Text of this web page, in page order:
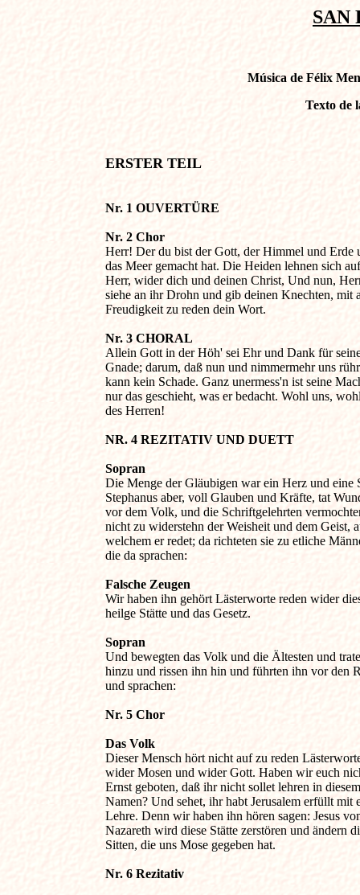
SAN
Música de Félix
Texto de
ERSTER TEIL
Nr. 1 OUVERTÜRE
Nr. 2 Chor
Herr! Der du bist der Gott, der Himmel und Erde
das Meer gemacht hat. Die Heiden lehnen sich
Herr, wider dich und deinen Christ, Und nun,
siehe an ihr Drohn und gib deinen Knechten, mit
Freudigkeit zu reden dein Wort.
Nr. 3 CHORAL
Allein Gott in der Höh' sei Ehr und Dank für
Gnade; darum, daß nun und nimmermehr uns
kann kein Schade. Ganz unermess'n ist seine
nur das geschieht, was er bedacht. Wohl uns,
des Herren!
NR. 4 REZITATIV UND DUETT
Sopran
Die Menge der Gläubigen war ein Herz und eine
Stephanus aber, voll Glauben und Kräfte, tat
vor dem Volk, und die Schriftgelehrten
nicht zu widerstehn der Weisheit und dem Geist,
welchem er redet; da richteten sie zu etliche
die da sprachen:
Falsche Zeugen
Wir haben ihn gehört Lästerworte reden wider
heilge Stätte und das Gesetz.
Sopran
Und bewegten das Volk und die Ältesten und
hinzu und rissen ihn hin und führten ihn vor den
und sprachen:
Nr. 5 Chor
Das Volk
Dieser Mensch hört nicht auf zu reden
wider Mosen und wider Gott. Haben wir euch
Ernst geboten, daß ihr nicht sollet lehren in
Namen? Und sehet, ihr habt Jerusalem erfüllt mit
Lehre. Denn wir haben ihn hören sagen: Jesus
Nazareth wird diese Stätte zerstören und ändern
Sitten, die uns Mose gegeben hat.
Nr. 6 Rezitativ